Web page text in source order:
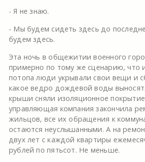
- Я не знаю.
- Мы будем сидеть здесь до
будем здесь.
Эта ночь в общежитии военного
примерно по тому же сценарию, что
потопа люди укрывали свои вещи и
какое ведро дождевой воды
крыши сняли изоляционное
управляющая компания закончила
жильцов, все их обращения к
остаются неуслышанными. А на
двух лет с каждой квартиры
рублей по пятьсот. Не меньше.